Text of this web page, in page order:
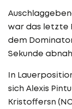
war das letzte
dem
Sekunde
In
sich Alexis
Kristoffersn